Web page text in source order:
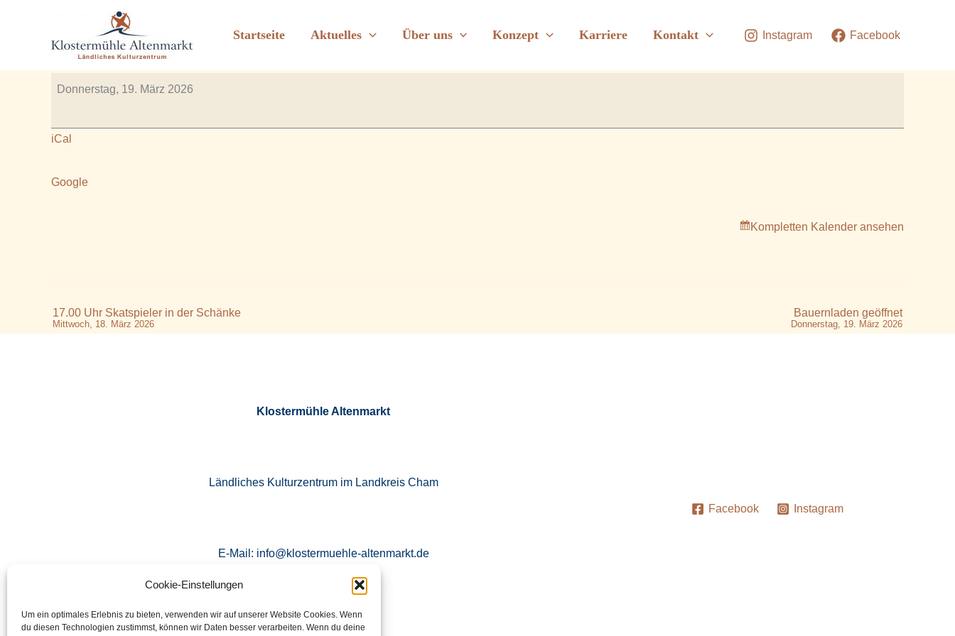
Cookie-Einstellungen
Um ein optimales Erlebnis zu bieten, verwenden wir auf unserer Website Cookies. Wenn
du diesen Technologien zustimmst, können wir Daten besser verarbeiten. Wenn du deine
Startseite Aktuelles Über uns Konzept Karriere Kontakt Instagram Facebook
19.00 Uhr Rawuckerl Versammlung in der Schänke
VonRauscher_2606/März 17, 2026
19.00
Versammlung
der
Donnerstag, 19. März 2026
iCal
Google
Kompletten Kalender ansehen
17.00 Uhr Skatspieler in der Schänke
Mittwoch, 18. März 2026
Bauernladen geöffnet
Donnerstag, 19. März 2026
Klostermühle Altenmarkt
Ländliches Kulturzentrum im Landkreis Cham
E-Mail: info@klostermuehle-altenmarkt.de
Tel.: 09971 760871
Facebook Instagram